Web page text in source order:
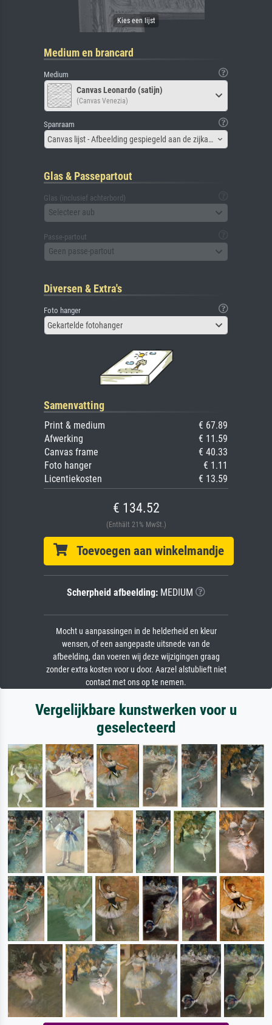
Medium en brancard
Medium
Canvas Leonardo (satijn)
(Canvas Venezia)
Spanraam
Canvas lijst - Afbeelding gespiegeld aan de zijkant
Glas & Passepartout
Glas (inclusief achterbord)
Selecteer aub
Passe-partout
Geen passe-partout
Diversen & Extra's
Foto hanger
Gekartelde fotohanger
Samenvatting
Print & medium
€ 67.89
Afwerking
€ 11.59
Canvas frame
€ 40.33
Foto hanger
€ 1.11
Licentiekosten
€ 13.59
€ 134.52
(Enthält 21% MwSt.)
Toevoegen aan winkelmandje
Scherpheid afbeelding: MEDIUM
Mocht u aanpassingen in de helderheid en kleur
wensen, of een aangepaste uitsnede van de
afbeelding, dan voeren wij deze wijzigingen graag
zonder extra kosten voor u door. Aarzel alstublieft niet
contact met ons op te nemen.
Vergelijkbare kunstwerken voor u
geselecteerd